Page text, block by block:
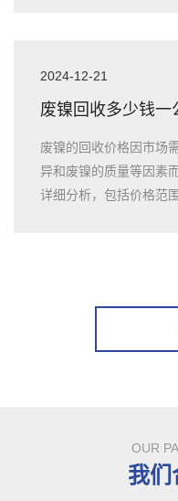
2024-12-21
废镍回收多少钱一
废镍的回收价格因市场
异和废镍的质量等因素
详细分析，包括价格范
OUR
我们